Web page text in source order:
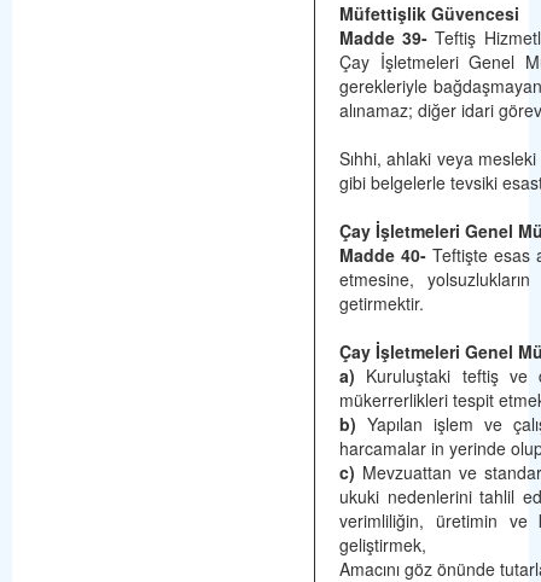
Müfettişlik Güvencesi
Madde 39- Teftiş
Çay İşletmeleri Genel
gerekleriyle
alınamaz; diğer idari
Sıhhi, ahlaki veya
gibi belgelerle tevsiki
Çay İşletmeleri Genel
Madde 40- Teftişte esas
etmesine,
getirmektir.
Çay İşletmeleri Genel
a) Kuruluştaki teftiş ve
mükerrerlikleri tespit
b) Yapılan işlem ve
harcamalar in yerinde
c) Mevzuattan ve
ukuki nedenlerini tahlil
verimliliğin, üretimin ve
geliştirmek,
Amacını göz önünde